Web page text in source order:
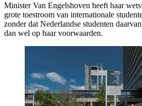
Minister Van Engelshoven heeft haar
grote toestroom van internationale
zonder dat Nederlandse studenten
dan wel op haar voorwaarden.